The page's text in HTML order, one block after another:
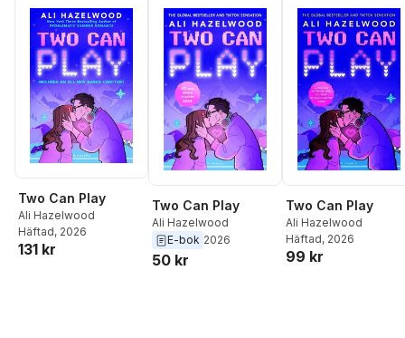
Two Can Play
Ali Hazelwood
Häftad, 2026
131 kr
Two Can Play
Ali Hazelwood
E-bok 2026
50 kr
Two Can Play
Ali Hazelwood
Häftad, 2026
99 kr